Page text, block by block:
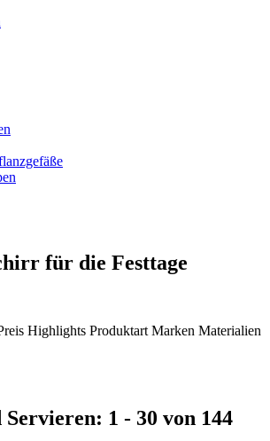
für die Festtage
Highlights Produktart Marken Materialien
1 - 30 von 144